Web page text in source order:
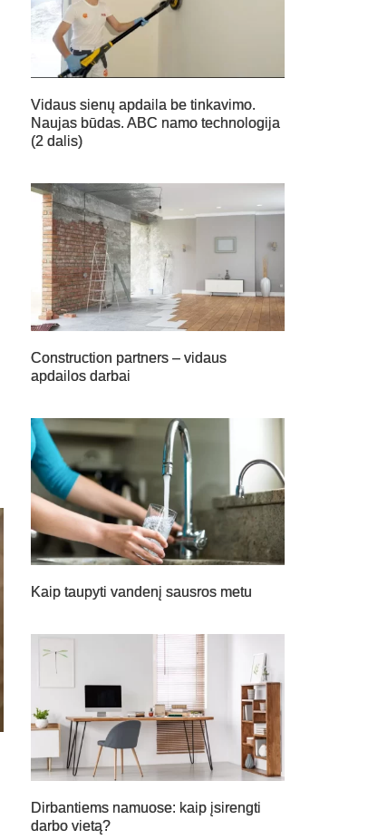
Vidaus sienų apdaila be tinkavimo.
Naujas būdas. ABC namo technologija
(2 dalis)
Construction partners – vidaus
apdailos darbai
Kaip taupyti vandenį sausros metu
Dirbantiems namuose: kaip įsirengti
darbo vietą?